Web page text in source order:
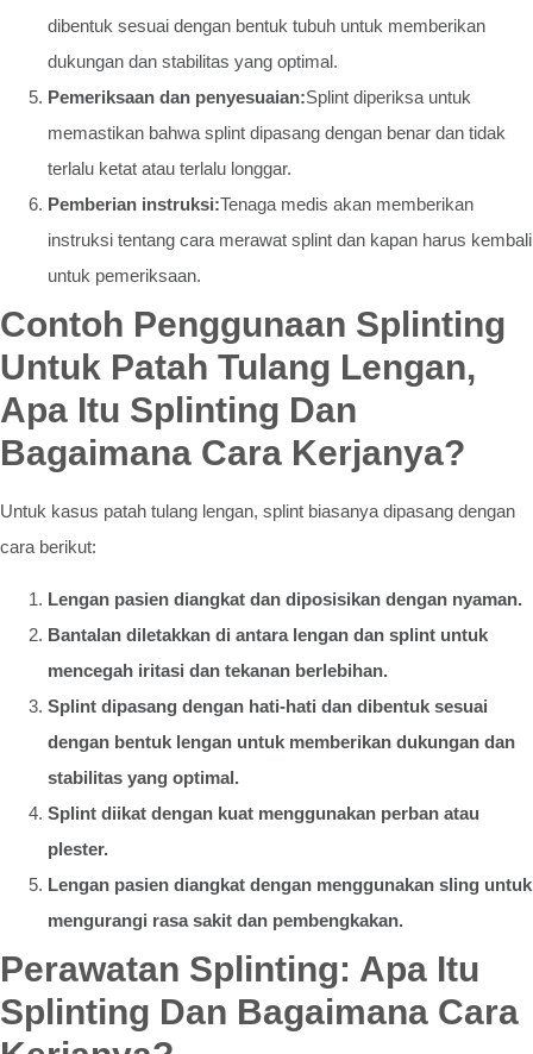
dibentuk sesuai dengan bentuk tubuh untuk memberikan
dukungan dan stabilitas yang optimal.
Pemeriksaan dan penyesuaian:Splint diperiksa untuk
memastikan bahwa splint dipasang dengan benar dan tidak
terlalu ketat atau terlalu longgar.
Pemberian instruksi:Tenaga medis akan memberikan
instruksi tentang cara merawat splint dan kapan harus kembali
untuk pemeriksaan.
Contoh Penggunaan Splinting
Untuk Patah Tulang Lengan,
Apa Itu Splinting Dan
Bagaimana Cara Kerjanya?
Untuk kasus patah tulang lengan, splint biasanya dipasang dengan
cara berikut:
Lengan pasien diangkat dan diposisikan dengan nyaman.
Bantalan diletakkan di antara lengan dan splint untuk
mencegah iritasi dan tekanan berlebihan.
Splint dipasang dengan hati-hati dan dibentuk sesuai
dengan bentuk lengan untuk memberikan dukungan dan
stabilitas yang optimal.
Splint diikat dengan kuat menggunakan perban atau
plester.
Lengan pasien diangkat dengan menggunakan sling untuk
mengurangi rasa sakit dan pembengkakan.
Perawatan Splinting: Apa Itu
Splinting Dan Bagaimana Cara